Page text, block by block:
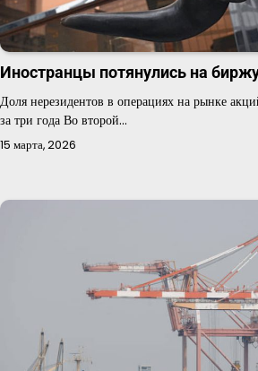
Иностранцы потянулись на
Доля нерезидентов в операциях на рынке
за три года Во второй…
15 марта, 2026